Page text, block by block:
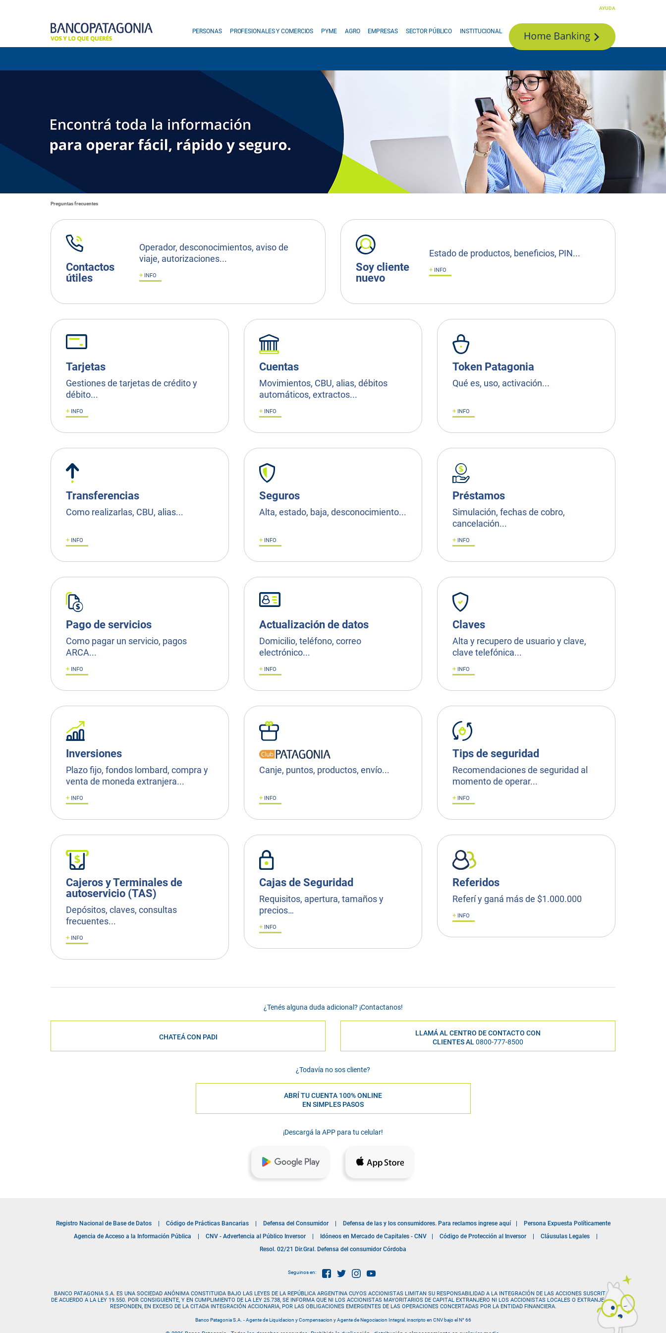
AYUDA
PERSONAS PROFESIONALES Y COMERCIOS PYME AGRO EMPRESAS SECTOR PÚBLICO INSTITUCIONAL
Preguntas frecuentes
Contactos
útiles
Operador, desconocimientos, aviso de
viaje, autorizaciones...
+INFO
Soy cliente
nuevo
Estado de productos, beneficios, PIN...
+INFO
Tarjetas
Gestiones de tarjetas de crédito y
débito...
+ INFO
Cuentas
Movimientos, CBU, alias, débitos
automáticos, extractos...
+ INFO
Token Patagonia
Qué es, uso, activación...
+ INFO
Transferencias
Como realizarlas, CBU, alias...
+ INFO
Seguros
Alta, estado, baja, desconocimiento...
+ INFO
Préstamos
Simulación, fechas de cobro,
cancelación...
+ INFO
Pago de servicios
Como pagar un servicio, pagos
ARCA...
+ INFO
Actualización de datos
Domicilio, teléfono, correo
electrónico...
+ INFO
Claves
Alta y recupero de usuario y clave,
clave telefónica...
+ INFO
Inversiones
Plazo fijo, fondos lombard, compra y
venta de moneda extranjera...
+ INFO
Canje, puntos, productos, envío...
+ INFO
Tips de seguridad
Recomendaciones de seguridad al
momento de operar...
+ INFO
Cajeros y Terminales de
autoservicio (TAS)
Depósitos, claves, consultas
frecuentes...
+ INFO
Cajas de Seguridad
Requisitos, apertura, tamaños y
precios…
+ INFO
Referidos
Referí y ganá más de $1.000.000
+ INFO
¿Tenés alguna duda adicional? ¡Contactanos!
CHATEÁ CON PADI
LLAMÁ AL CENTRO DE CONTACTO CON
CLIENTES AL0800-777-8500
¿Todavía no sos cliente?
ABRÍ TU CUENTA 100% ONLINE
EN SIMPLES PASOS
¡Descargá la APP para tu celular!
Registro Nacional de Base de Datos Código de Prácticas Bancarias Defensa del Consumidor Defensa de las y los consumidores. Para reclamos ingrese aquí
Persona Expuesta Políticamente
Agencia de Acceso a la Información Pública
CNV - Advertencia al Público Inversor Idóneos en Mercado de Capitales - CNV Código de Protección al Inversor Cláusulas Legales
Resol. 02/21 Dir.Gral. Defensa del consumidor Córdoba
Seguinos en:
BANCO PATAGONIA S.A. ES UNA SOCIEDAD ANÓNIMA CONSTITUIDA BAJO LAS LEYES DE LA REPÚBLICA ARGENTINA CUYOS ACCIONISTAS LIMITAN SU RESPONSABILIDAD A LA INTEGRACIÓN DE LAS ACCIONES SUSCRITAS
DE ACUERDO A LA LEY 19.550. POR CONSIGUIENTE, Y EN CUMPLIMIENTO DE LA LEY 25.738, SE INFORMA QUE NI LOS ACCIONISTAS MAYORITARIOS DE CAPITAL EXTRANJERO NI LOS ACCIONISTAS LOCALES O EXTRANJEROS
RESPONDEN, EN EXCESO DE LA CITADA INTEGRACIÓN ACCIONARIA, POR LAS OBLIGACIONES EMERGENTES DE LAS OPERACIONES CONCERTADAS POR LA ENTIDAD FINANCIERA.
Banco Patagonia S.A. - Agente de Liquidacion y Compensacion y Agente de Negociacion Integral, inscripto en CNV bajo el N° 66